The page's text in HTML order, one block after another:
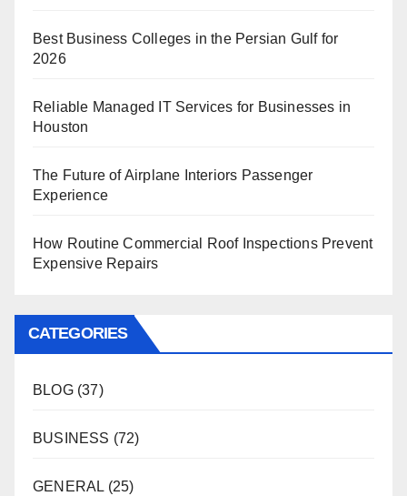
Best Business Colleges in the Persian Gulf for
2026
Reliable Managed IT Services for Businesses in
Houston
The Future of Airplane Interiors Passenger
Experience
How Routine Commercial Roof Inspections Prevent
Expensive Repairs
CATEGORIES
BLOG(37)
BUSINESS (72)
GENERAL (25)